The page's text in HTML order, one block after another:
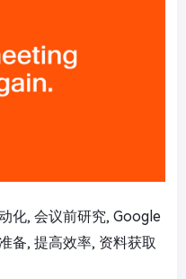
化, 会议前研究, Google
备, 提高效率, 资料获取